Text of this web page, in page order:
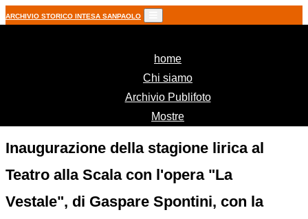
ARCHIVIO STORICO INTESA SANPAOLO
home(current)
Chi siamo
Archivio Publifoto
Mostre
Inaugurazione della stagione lirica al
Teatro alla Scala con l'opera "La
Vestale", di Gaspare Spontini, con la